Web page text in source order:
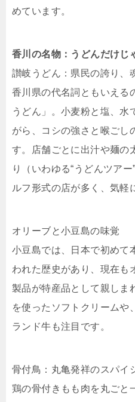
めています。
香川の名物：うどんだけじ
讃岐うどん：県民の誇り、
香川県の代名詞ともいえる
うどん」。小麦粉と塩、水
がら、コシの強さと喉ごし
す。店舗ごとに出汁や麺の
り（いわゆる“うどんツア
ルフ形式の店が多く、気軽
オリーブと小豆島の味覚
小豆島では、日本で初めて
われた歴史があり、現在も
製品が特産品として親しま
を使ったソフトクリームや
ランド牛も注目です。
骨付鳥：丸亀発祥のスパイ
鶏の骨付きもも肉を丸ごと